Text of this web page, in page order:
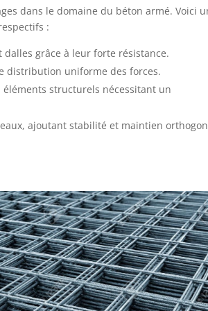
dans le domaine du béton armé. Voici
:
grâce à leur forte résistance.
distribution uniforme des forces.
structurels nécessitant un
ajoutant stabilité et maintien